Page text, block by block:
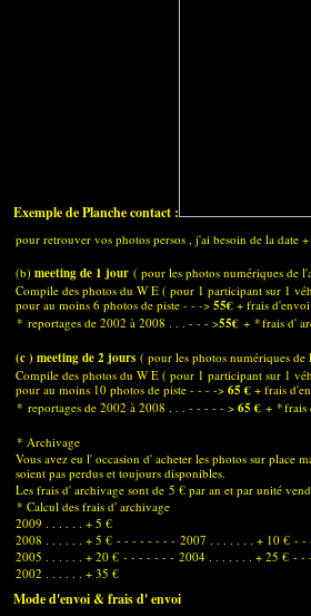
Exemple de Planche contact :
pour retrouver vos photos persos , j'ai besoin de la date
(b) meeting de 1 jour ( pour les photos numériques de
Compile des photos du W E ( pour 1 participant sur 1
pour au moins 6 photos de piste - - -> 55€ + frais
* reportages de 2002 à 2008 . . . - - - >55€ + *frais d'
(c ) meeting de 2 jours ( pour les photos numériques de
Compile des photos du W E ( pour 1 participant sur 1
pour au moins 10 photos de piste - - - -> 65 € + frais
* reportages de 2002 à 2008 . . . - - - - - > 65 € + *frais
* Archivage
Vous avez eu l' occasion d' acheter les photos sur place
soient pas perdus et toujours disponibles.
Les frais d' archivage sont de 5 € par an et par unité
* Calcul des frais d' archivage
2009 . . . . . . + 5 €
2008 . . . . . . + 5 € - - - - - - - - 2007 . . . . . . . + 10 € - -
2005 . . . . . . + 20 € - - - - - - - 2004 . . . . . . . + 25 € - -
2002 . . . . . . + 35 €
Mode d'envoi & frais d' envoi